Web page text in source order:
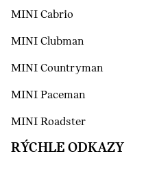
MINI Cabrio
MINI Clubman
MINI Countryman
MINI Paceman
MINI Roadster
RÝCHLE ODKAZY